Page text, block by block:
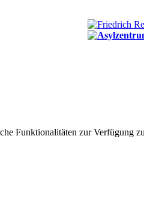
Funktionalitäten zur Verfügung